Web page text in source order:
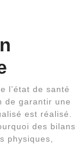
l’état de santé
de garantir une
est réalisé.
des bilans
physiques,